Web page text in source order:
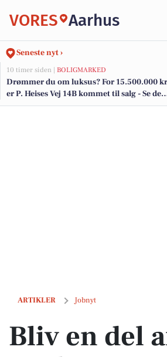
VORES Aarhus
Seneste nyt ›
10 timer siden | BOLIGMARKED
Drømmer du om luksus? For 15.500.000 kr
er P. Heises Vej 14B kommet til salg - Se den
og de dyreste boliger til salg her
ARTIKLER Jobnyt
Bliv en del af Aarhus HF & VUC som
Bliv en del